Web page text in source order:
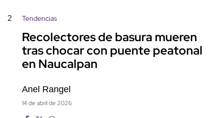
2 Tendencias
Recolectores de basura mueren
tras chocar con puente peatonal
en Naucalpan
Anel Rangel
14 de abril de 2026